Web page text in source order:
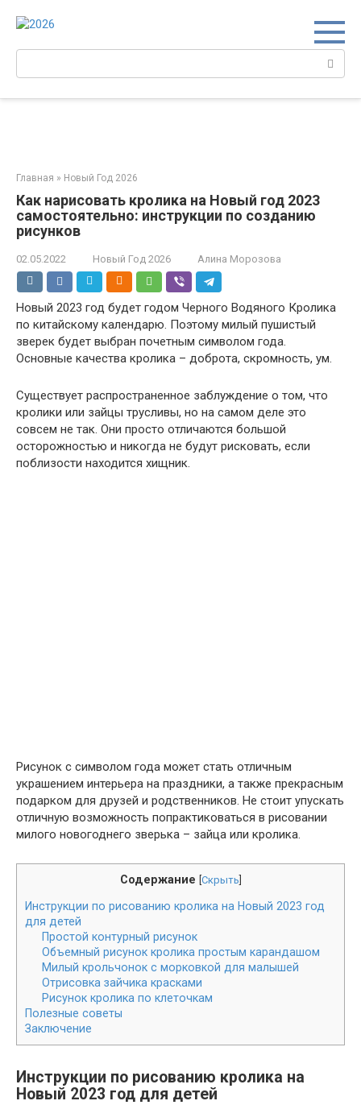
Поиск:
Главная » Новый Год 2026
Как нарисовать кролика на Новый год 2023
самостоятельно: инструкции по созданию
рисунков
02.05.2022 Новый Год 2026 Алина Морозова
Новый 2023 год будет годом Черного Водяного Кролика
по китайскому календарю. Поэтому милый пушистый
зверек будет выбран почетным символом года.
Основные качества кролика – доброта, скромность, ум.
Существует распространенное заблуждение о том, что
кролики или зайцы трусливы, но на самом деле это
совсем не так. Они просто отличаются большой
осторожностью и никогда не будут рисковать, если
поблизости находится хищник.
Рисунок с символом года может стать отличным
украшением интерьера на праздники, а также прекрасным
подарком для друзей и родственников. Не стоит упускать
отличную возможность попрактиковаться в рисовании
милого новогоднего зверька – зайца или кролика.
Содержание Скрыть
Инструкции по рисованию кролика на Новый 2023 год
для детей
Простой контурный рисунок
Объемный рисунок кролика простым карандашом
Милый крольчонок с морковкой для малышей
Отрисовка зайчика красками
Рисунок кролика по клеточкам
Полезные советы
Заключение
Инструкции по рисованию кролика на
Новый 2023 год для детей